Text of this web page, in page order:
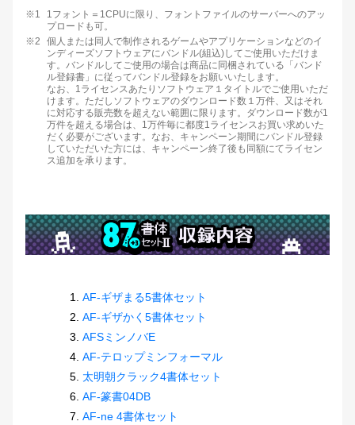
※1
1フォント＝1CPUに限り、フォントファイルのサーバーへのアッ
プロードも可。
※2
個人または同人で制作されるゲームやアプリケーションなどのイ
ンディーズソフトウェアにバンドル(組込)してご使用いただけま
す。バンドルしてご使用の場合は商品に同梱されている「バンド
ル登録書」に従ってバンドル登録をお願いいたします。
なお、1ライセンスあたりソフトウェア１タイトルでご使用いただ
けます。ただしソフトウェアのダウンロード数１万件、又はそれ
に対応する販売数を超えない範囲に限ります。ダウンロード数が1
万件を超える場合は、1万件毎に都度1ライセンスお買い求めいた
だく必要がございます。なお、キャンペーン期間にバンドル登録
していただいた方には、キャンペーン終了後も同額にてライセン
ス追加を承ります。
AF-ギザまる5書体セット
AF-ギザかく5書体セット
AFSミンノバE
AF-テロップミンフォーマル
太明朝クラック4書体セット
AF-篆書04DB
AF-ne 4書体セット